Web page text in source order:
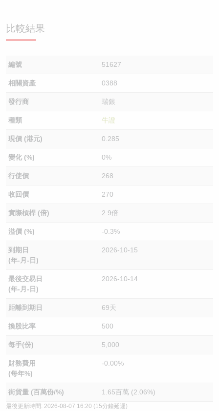
比較結果
編號 51627
相關資產 0388
發行商 瑞銀
種類 牛證
現價 (港元) 0.285
變化 (%) 0%
行使價 268
收回價 270
實際槓桿 (倍) 2.9倍
溢價 (%) -0.3%
到期日
(年-月-日)
2026-10-15
最後交易日
(年-月-日)
2026-10-14
距離到期日 69天
換股比率 500
每手(份) 5,000
財務費用
(每年%)
-0.00%
街貨量 (百萬份/%) 1.65百萬 (2.06%)
最後更新時間: 2026-08-07 16:20 (15分鐘延遲)